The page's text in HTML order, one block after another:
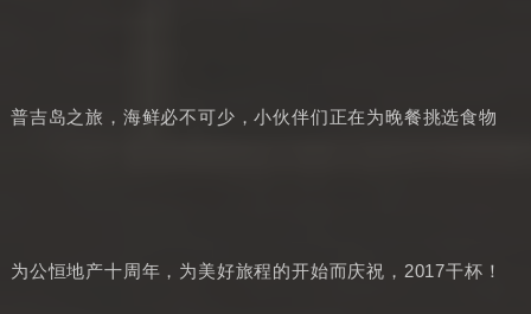
普吉岛之旅，海鲜必不可少，小伙伴们正在为晚餐挑选食物
为公恒地产十周年，为美好旅程的开始而庆祝，2017干杯！